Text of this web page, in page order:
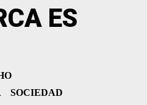
ES
SOCIEDAD